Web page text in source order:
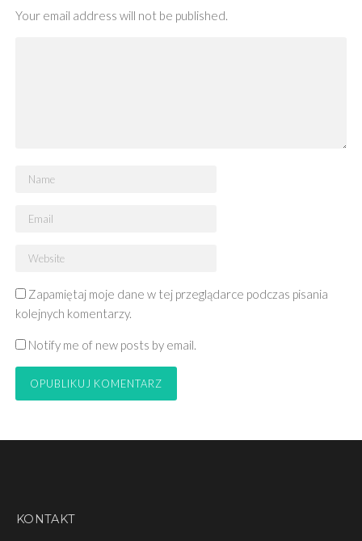
Your email address will not be published.
Zapamiętaj moje dane w tej przeglądarce podczas pisania
kolejnych komentarzy.
Notify me of new posts by email.
KONTAKT